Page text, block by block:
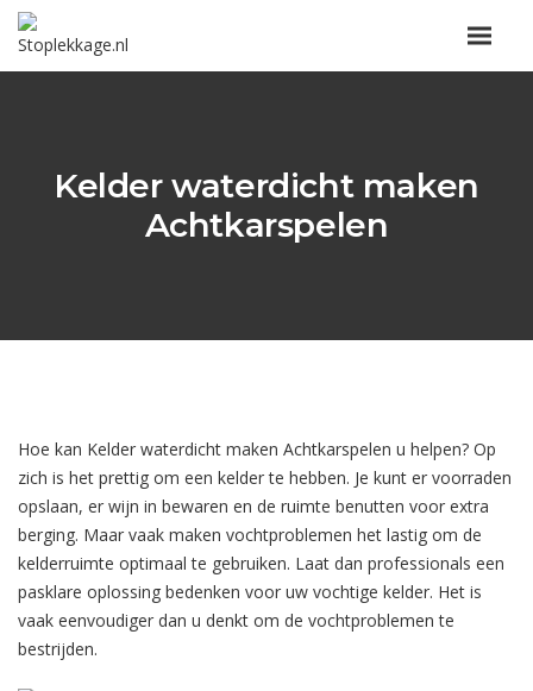
Kelder waterdicht maken
Achtkarspelen
Hoe kan Kelder waterdicht maken Achtkarspelen u helpen? Op
zich is het prettig om een kelder te hebben. Je kunt er voorraden
opslaan, er wijn in bewaren en de ruimte benutten voor extra
berging. Maar vaak maken vochtproblemen het lastig om de
kelderruimte optimaal te gebruiken. Laat dan professionals een
pasklare oplossing bedenken voor uw vochtige kelder. Het is
vaak eenvoudiger dan u denkt om de vochtproblemen te
bestrijden.